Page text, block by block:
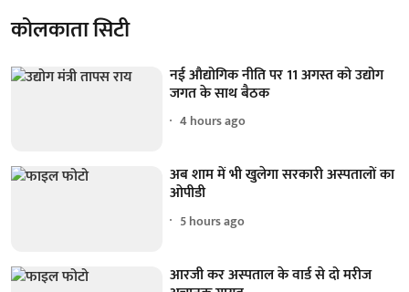
कोलकाता सिटी
नई औद्योगिक नीति पर 11 अगस्त को उद्योग
जगत के साथ बैठक
4 hours ago
अब शाम में भी खुलेगा सरकारी अस्पतालों का
ओपीडी
5 hours ago
आरजी कर अस्पताल के वार्ड से दो मरीज